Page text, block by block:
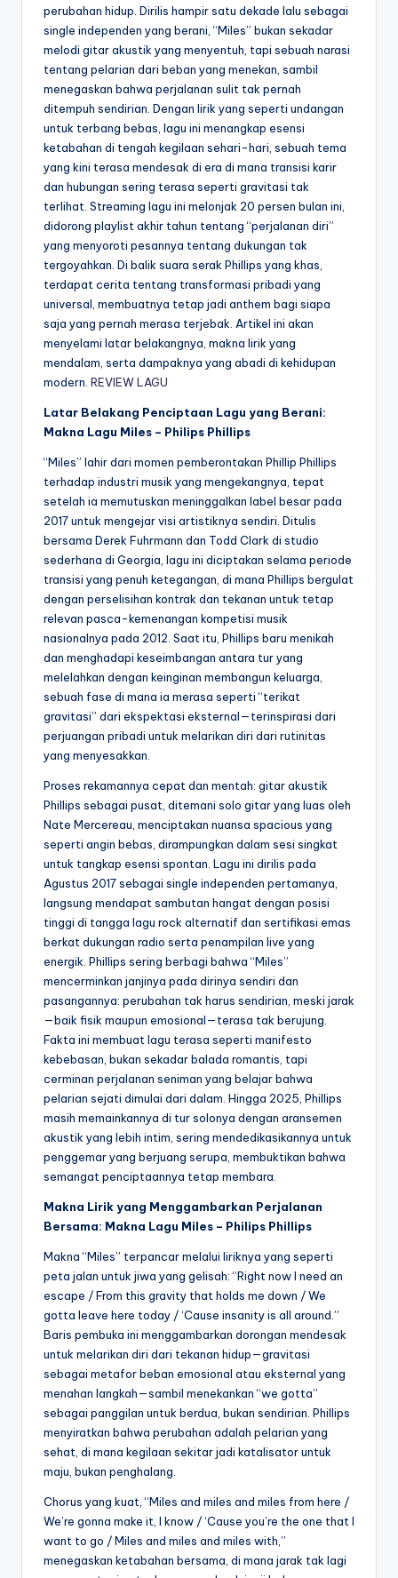
perubahan hidup. Dirilis hampir satu dekade lalu sebagai
single independen yang berani, “Miles” bukan sekadar
melodi gitar akustik yang menyentuh, tapi sebuah narasi
tentang pelarian dari beban yang menekan, sambil
menegaskan bahwa perjalanan sulit tak pernah
ditempuh sendirian. Dengan lirik yang seperti undangan
untuk terbang bebas, lagu ini menangkap esensi
ketabahan di tengah kegilaan sehari-hari, sebuah tema
yang kini terasa mendesak di era di mana transisi karir
dan hubungan sering terasa seperti gravitasi tak
terlihat. Streaming lagu ini melonjak 20 persen bulan ini,
didorong playlist akhir tahun tentang “perjalanan diri”
yang menyoroti pesannya tentang dukungan tak
tergoyahkan. Di balik suara serak Phillips yang khas,
terdapat cerita tentang transformasi pribadi yang
universal, membuatnya tetap jadi anthem bagi siapa
saja yang pernah merasa terjebak. Artikel ini akan
menyelami latar belakangnya, makna lirik yang
mendalam, serta dampaknya yang abadi di kehidupan
modern. REVIEW LAGU
Latar Belakang Penciptaan Lagu yang Berani:
Makna Lagu Miles – Philips Phillips
“Miles” lahir dari momen pemberontakan Phillip Phillips
terhadap industri musik yang mengekangnya, tepat
setelah ia memutuskan meninggalkan label besar pada
2017 untuk mengejar visi artistiknya sendiri. Ditulis
bersama Derek Fuhrmann dan Todd Clark di studio
sederhana di Georgia, lagu ini diciptakan selama periode
transisi yang penuh ketegangan, di mana Phillips bergulat
dengan perselisihan kontrak dan tekanan untuk tetap
relevan pasca-kemenangan kompetisi musik
nasionalnya pada 2012. Saat itu, Phillips baru menikah
dan menghadapi keseimbangan antara tur yang
melelahkan dengan keinginan membangun keluarga,
sebuah fase di mana ia merasa seperti “terikat
gravitasi” dari ekspektasi eksternal—terinspirasi dari
perjuangan pribadi untuk melarikan diri dari rutinitas
yang menyesakkan.
Proses rekamannya cepat dan mentah: gitar akustik
Phillips sebagai pusat, ditemani solo gitar yang luas oleh
Nate Mercereau, menciptakan nuansa spacious yang
seperti angin bebas, dirampungkan dalam sesi singkat
untuk tangkap esensi spontan. Lagu ini dirilis pada
Agustus 2017 sebagai single independen pertamanya,
langsung mendapat sambutan hangat dengan posisi
tinggi di tangga lagu rock alternatif dan sertifikasi emas
berkat dukungan radio serta penampilan live yang
energik. Phillips sering berbagi bahwa “Miles”
mencerminkan janjinya pada dirinya sendiri dan
pasangannya: perubahan tak harus sendirian, meski jarak
—baik fisik maupun emosional—terasa tak berujung.
Fakta ini membuat lagu terasa seperti manifesto
kebebasan, bukan sekadar balada romantis, tapi
cerminan perjalanan seniman yang belajar bahwa
pelarian sejati dimulai dari dalam. Hingga 2025, Phillips
masih memainkannya di tur solonya dengan aransemen
akustik yang lebih intim, sering mendedikasikannya untuk
penggemar yang berjuang serupa, membuktikan bahwa
semangat penciptaannya tetap membara.
Makna Lirik yang Menggambarkan Perjalanan
Bersama: Makna Lagu Miles – Philips Phillips
Makna “Miles” terpancar melalui liriknya yang seperti
peta jalan untuk jiwa yang gelisah: “Right now I need an
escape / From this gravity that holds me down / We
gotta leave here today / ‘Cause insanity is all around.”
Baris pembuka ini menggambarkan dorongan mendesak
untuk melarikan diri dari tekanan hidup—gravitasi
sebagai metafor beban emosional atau eksternal yang
menahan langkah—sambil menekankan “we gotta”
sebagai panggilan untuk berdua, bukan sendirian. Phillips
menyiratkan bahwa perubahan adalah pelarian yang
sehat, di mana kegilaan sekitar jadi katalisator untuk
maju, bukan penghalang.
Chorus yang kuat, “Miles and miles and miles from here /
We’re gonna make it, I know / ‘Cause you’re the one that I
want to go / Miles and miles and miles with,”
menegaskan ketabahan bersama, di mana jarak tak lagi